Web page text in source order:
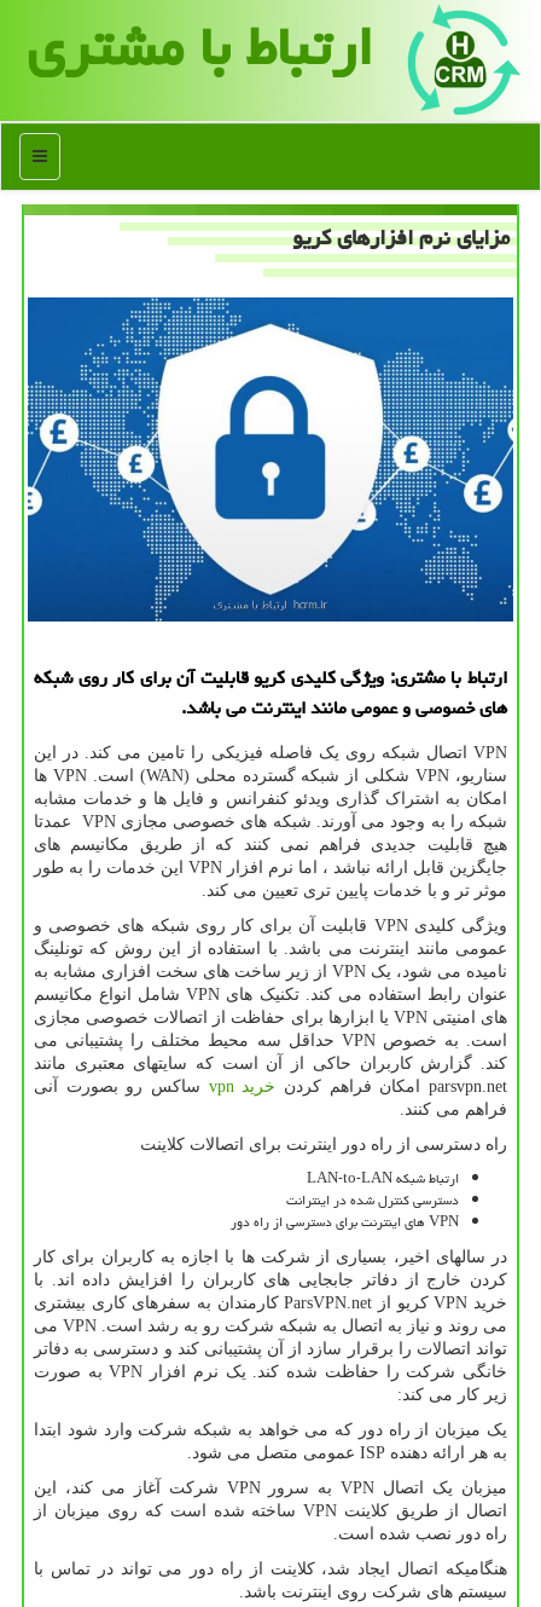
ارتباط با مشتری
منو
مزایای نرم افزارهای كریو
ارتباط با مشتری: ویژگی كلیدی كریو قابلیت آن برای كار روی شبكه
های خصوصی و عمومی مانند اینترنت می باشد.
VPN اتصال شبکه روی یک فاصله فیزیکی را تامین می کند. در این
سناریو، VPN شکلی از شبکه گسترده محلی (WAN) است. VPN ها
امکان به اشتراک گذاری ویدئو کنفرانس و فایل ها و خدمات مشابه
شبکه را به وجود می آورند. شبکه های خصوصی مجازی VPN عمدتا
هیچ قابلیت جدیدی فراهم نمی کنند که از طریق مکانیسم های
جایگزین قابل ارائه نباشد ، اما نرم افزار VPN این خدمات را به طور
موثر تر و با خدمات پایین تری تعیین می کند.
ویژگی کلیدی VPN قابلیت آن برای کار روی شبکه های خصوصی و
عمومی مانند اینترنت می باشد. با استفاده از این روش که تونلینگ
نامیده می شود، یک VPN از زیر ساخت های سخت افزاری مشابه به
عنوان رابط استفاده می کند. تکنیک های VPN شامل انواع مکانیسم
های امنیتی VPN یا ابزارها برای حفاظت از اتصالات خصوصی مجازی
است. به خصوص VPN حداقل سه محیط مختلف را پشتیبانی می
کند. گزارش کاربران حاکی از آن است که سایتهای معتبری مانند
parsvpn.net امکان فراهم کردن
خرید vpn
ساکس رو بصورت آنی
فراهم می کنند.
راه دسترسی از راه دور اینترنت برای اتصالات کلاینت
ارتباط شبکه LAN-to-LAN
دسترسی کنترل شده در اینترانت
VPN های اینترنت برای دسترسی از راه دور
در سالهای اخیر، بسیاری از شرکت ها با اجازه به کاربران برای کار
کردن خارج از دفاتر جابجایی های کاربران را افزایش داده اند. با
خرید VPN کریو از ParsVPN.net کارمندان به سفرهای کاری بیشتری
می روند و نیاز به اتصال به شبکه شرکت رو به رشد است. VPN می
تواند اتصالات را برقرار سازد از آن پشتیبانی کند و دسترسی به دفاتر
خانگی شرکت را حفاظت شده کند. یک نرم افزار VPN به صورت
زیر کار می کند:
یک میزبان از راه دور که می خواهد به شبکه شرکت وارد شود ابتدا
به هر ارائه دهنده ISP عمومی متصل می شود.
میزبان یک اتصال VPN به سرور VPN شرکت آغاز می کند، این
اتصال از طریق کلاینت VPN ساخته شده است که روی میزبان از
راه دور نصب شده است.
هنگامیکه اتصال ایجاد شد، کلاینت از راه دور می تواند در تماس با
سیستم های شرکت روی اینترنت باشد.